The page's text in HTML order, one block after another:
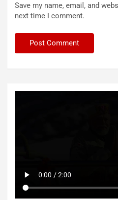
Save my name, email, and
next time I comment.